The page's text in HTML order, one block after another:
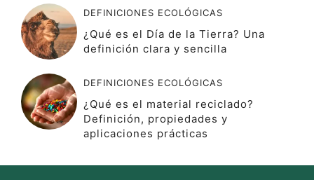
DEFINICIONES ECOLÓGICAS
¿Qué es el Día de la Tierra? Una
definición clara y sencilla
DEFINICIONES ECOLÓGICAS
¿Qué es el material reciclado?
Definición, propiedades y
aplicaciones prácticas